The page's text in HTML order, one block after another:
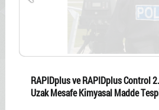
RAPIDplus ve RAPIDplus Control
Uzak Mesafe Kimyasal Madde